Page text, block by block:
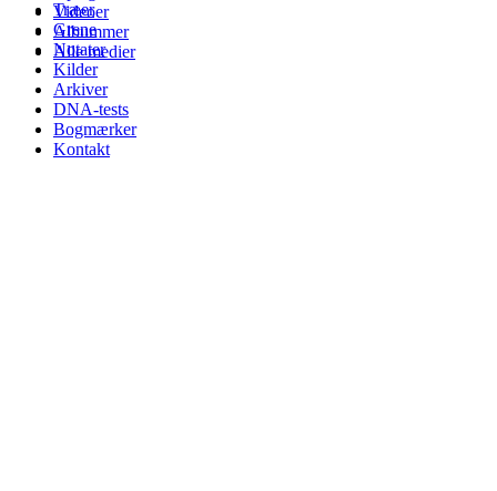
Videoer
Albummer
Alle medier
Træer
Grene
Notater
Kilder
Arkiver
DNA-tests
Bogmærker
Kontakt